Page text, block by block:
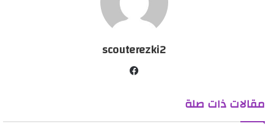
scouterezki2
مقالات ذات صلة